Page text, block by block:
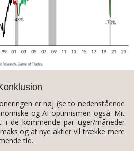
er høj (se to nedenstående
og AI-optimismen også. Mit
de kommende par uger/måneder
og at nye aktier vil trække mere
tid.